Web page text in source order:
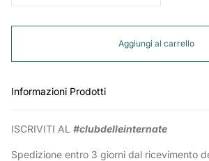
Aggiungi al carrello
Informazioni Prodotti
ISCRIVITI AL #clubdelleinternate
Spedizione entro 3 giorni dal ricevimento